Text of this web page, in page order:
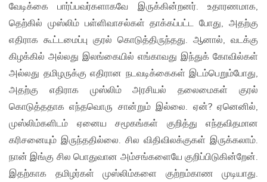
வேடிக்கை பார்ப்பவர்களாகவே இருக்கின்றனர். உதாரணமாக,
தெற்கில் முஸ்லிம் பள்ளிவாசல்கள் தாக்கப்பட்ட போது, அதற்கு
எதிராக கூட்டமைப்பு குரல் கொடுத்திருந்தது. ஆனால், வடக்கு
கிழக்கில் அல்லது இலங்கையில் எங்காவது இந்துக் கோவில்கள்
அல்லது தமிழருக்கு எதிரான நடவடிக்கைகள் இடம்பெறும்போது,
அதற்கு எதிராக முஸ்லிம் அரசியல் தலைமைகள் குரல்
கொடுத்ததாக எந்தவொரு சான்றும் இல்லை. ஏன்? ஏனெனில்,
முஸ்லிம்களிடம் ஏனைய சமூகங்கள் குறித்து எந்தவிதமான
கரிசனையும் இருந்ததில்லை. சில விதிவிலக்குகள் இருக்கலாம்.
நான் இங்கு சில பொதுவான அம்சங்களையே குறிப்பிடுகின்றேன்.
இதற்காக தமிழர்கள் முஸ்லிம்களை குற்றம்காண முடியாது.